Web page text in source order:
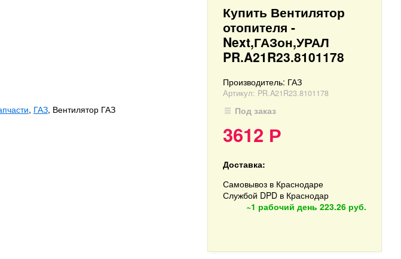
Купить Вентилятор
отопителя -
Next,ГАЗон,УРАЛ
PR.A21R23.8101178
Производитель: ГАЗ
Артикул: PR.A21R23.8101178
Под заказ
3612 Р
Доставка:
Самовывоз в Краснодаре
Службой DPD в Краснодар
~1 рабочий день 223.26 руб.
, ГАЗ, Вентилятор ГАЗ